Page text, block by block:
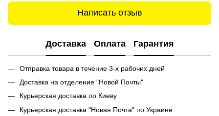
Написать отзыв
Доставка Оплата Гарантия
Отправка товара в течение 3-х рабочих дней
Доставка на отделение "Новой Почты"
Курьерская доставка по Киеву
Курьерская доставка "Новая Почта" по Украине